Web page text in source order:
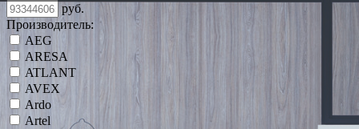
руб.
Производитель:
AEG
ARESA
ATLANT
AVEX
Ardo
Artel